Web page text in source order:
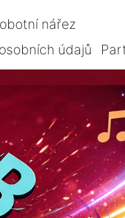
nářez
údajů